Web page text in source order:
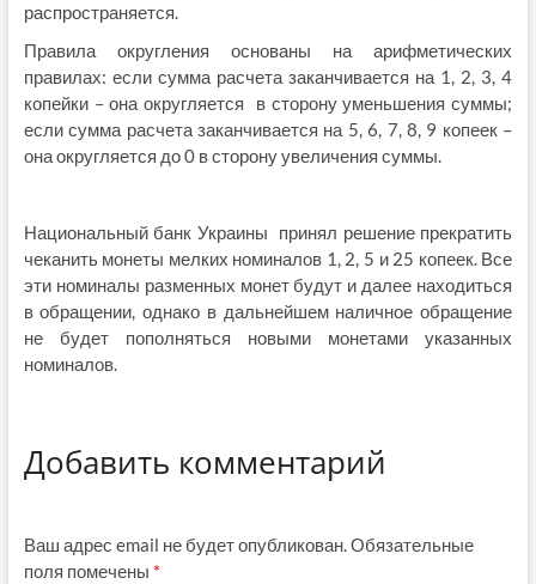
распространяется.
Правила округления основаны на арифметических
правилах: если сумма расчета заканчивается на 1, 2, 3, 4
копейки – она округляется в сторону уменьшения суммы;
если сумма расчета заканчивается на 5, 6, 7, 8, 9 копеек –
она округляется до 0 в сторону увеличения суммы.
Национальный банк Украины принял решение прекратить
чеканить монеты мелких номиналов 1, 2, 5 и 25 копеек. Все
эти номиналы разменных монет будут и далее находиться
в обращении, однако в дальнейшем наличное обращение
не будет пополняться новыми монетами указанных
номиналов.
Добавить комментарий
Ваш адрес email не будет опубликован.Обязательные
поля помечены *